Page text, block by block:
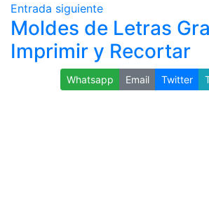
Entrada siguiente
Moldes de Letras
Imprimir y Recortar
Whatsapp Email Twitter